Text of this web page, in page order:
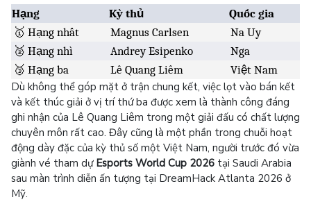
Hạng Kỳ thủ
Quốc gia
🥇 Hạng nhất
Magnus Carlsen
Na Uy
🥈 Hạng nhì
Andrey Esipenko
Nga
🥉 Hạng ba
Lê Quang Liêm
Việt Nam
Dù không thể góp mặt ở trận chung kết, việc lọt vào bán kết
và kết thúc giải ở vị trí thứ ba được xem là thành công đáng
ghi nhận của Lê Quang Liêm trong một giải đấu có chất lượng
chuyên môn rất cao. Đây cũng là một phần trong chuỗi hoạt
động dày đặc của kỳ thủ số một Việt Nam, người trước đó vừa
giành vé tham dự Esports World Cup 2026 tại Saudi Arabia
sau màn trình diễn ấn tượng tại DreamHack Atlanta 2026 ở
Mỹ.